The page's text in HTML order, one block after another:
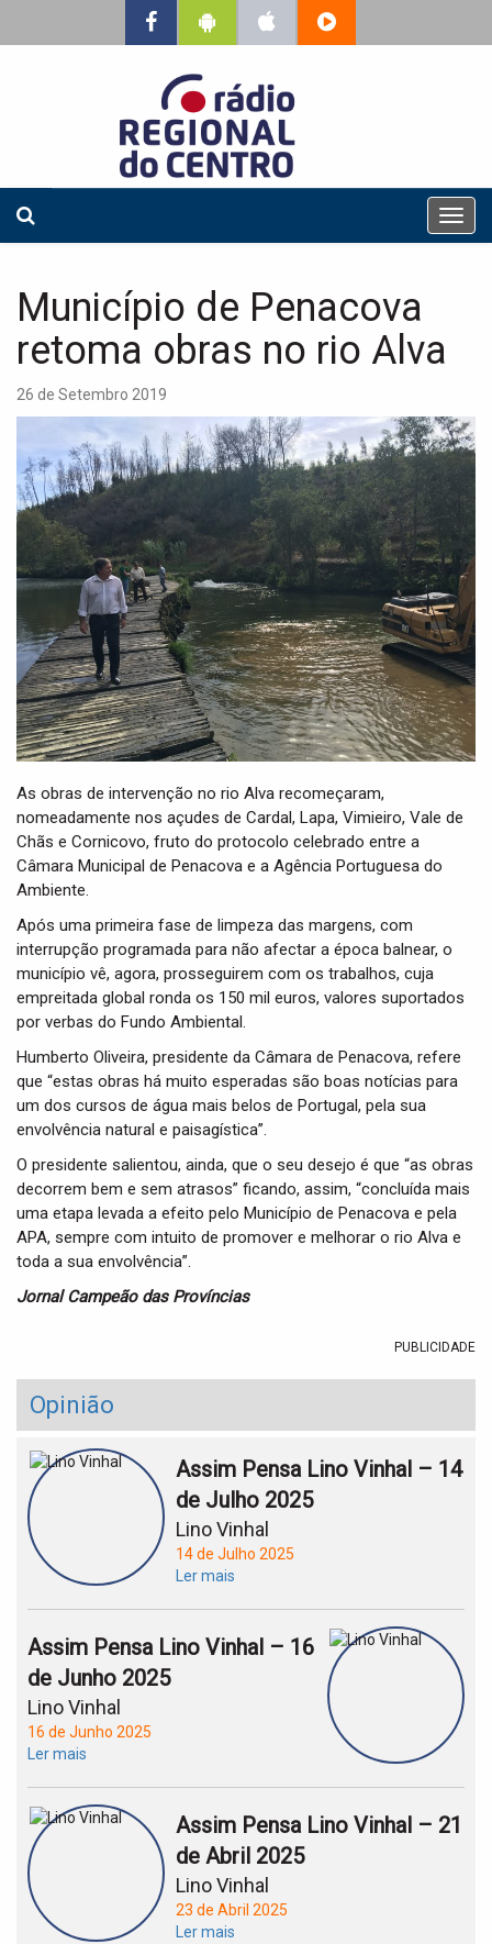
T
o
i
g
o
n
Município de Penacova
retoma obras no rio Alva
26 de Setembro 2019
As obras de intervenção no rio Alva recomeçaram,
nomeadamente nos açudes de Cardal, Lapa, Vimieiro, Vale de
Chãs e Cornicovo, fruto do protocolo celebrado entre a
Câmara Municipal de Penacova e a Agência Portuguesa do
Ambiente.
Após uma primeira fase de limpeza das margens, com
interrupção programada para não afectar a época balnear, o
município vê, agora, prosseguirem com os trabalhos, cuja
empreitada global ronda os 150 mil euros, valores suportados
por verbas do Fundo Ambiental.
Humberto Oliveira, presidente da Câmara de Penacova, refere
que “estas obras há muito esperadas são boas notícias para
um dos cursos de água mais belos de Portugal, pela sua
envolvência natural e paisagística”.
O presidente salientou, ainda, que o seu desejo é que “as obras
decorrem bem e sem atrasos” ficando, assim, “concluída mais
uma etapa levada a efeito pelo Município de Penacova e pela
APA, sempre com intuito de promover e melhorar o rio Alva e
toda a sua envolvência”.
Jornal Campeão das Províncias
PUBLICIDADE
Opinião
Assim Pensa Lino Vinhal – 14
de Julho 2025
Lino Vinhal
14 de Julho 2025
Ler mais
Assim Pensa Lino Vinhal – 16
de Junho 2025
Lino Vinhal
16 de Junho 2025
Ler mais
Assim Pensa Lino Vinhal – 21
de Abril 2025
Lino Vinhal
23 de Abril 2025
Ler mais